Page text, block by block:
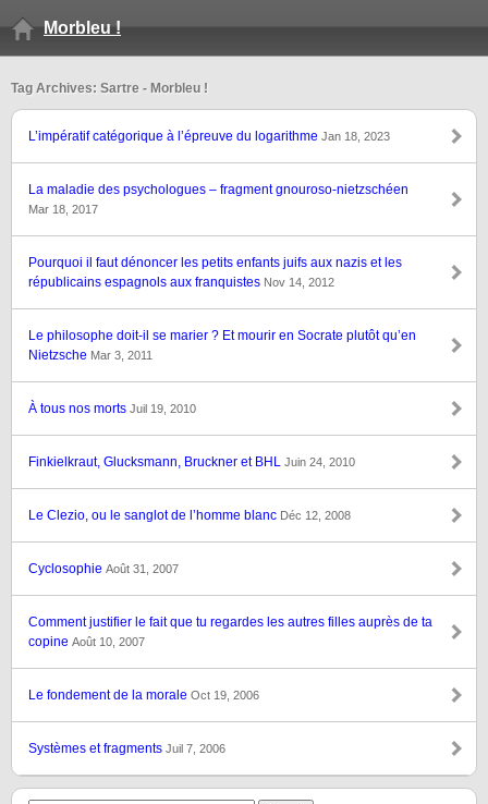
Morbleu !
Tag Archives: Sartre - Morbleu !
L’impératif catégorique à l’épreuve du logarithme Jan 18, 2023
La maladie des psychologues – fragment gnouroso-nietzschéen
Mar 18, 2017
Pourquoi il faut dénoncer les petits enfants juifs aux nazis et les
républicains espagnols aux franquistes Nov 14, 2012
Le philosophe doit-il se marier ? Et mourir en Socrate plutôt qu’en
Nietzsche Mar 3, 2011
À tous nos morts Juil 19, 2010
Finkielkraut, Glucksmann, Bruckner et BHL Juin 24, 2010
Le Clezio, ou le sanglot de l’homme blanc Déc 12, 2008
Cyclosophie Août 31, 2007
Comment justifier le fait que tu regardes les autres filles auprès de ta
copine Août 10, 2007
Le fondement de la morale Oct 19, 2006
Systèmes et fragments Juil 7, 2006